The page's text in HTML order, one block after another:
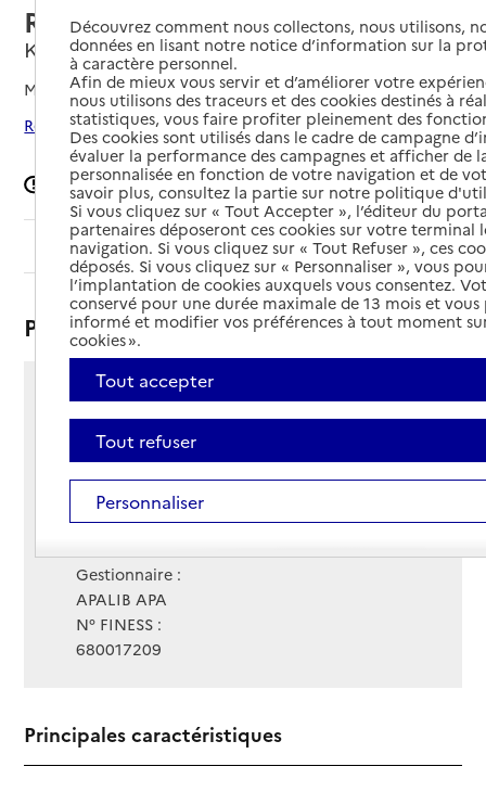
Résidence autonomie Les Dahlias
Kingersheim, HAUT-RHIN
Mis à jour le08/09/2024
Rechercher les établissements autour de Kingersheim
Signaler une erreur
Sommaire
Présentation
85 rue Claude Debussy
68260 - Kingersheim
Voir itinéraire
Téléphone :
03 89 53 89 86
Contact
Contact
Gestionnaire :
APALIB APA
N° FINESS :
680017209
Principales caractéristiques
Découvrez comment nous collectons, nous utilisons,
données en lisant notre notice d’information sur la
à caractère personnel.
Afin de mieux vous servir et d’améliorer votre
nous utilisons des traceurs et des cookies destinés à
statistiques, vous faire profiter pleinement des
Des cookies sont utilisés dans le cadre de campagne
évaluer la performance des campagnes et afficher de
personnalisée en fonction de votre navigation et de
savoir plus, consultez la partie sur notre politique
Si vous cliquez sur « Tout Accepter », l’éditeur du
partenaires déposeront ces cookies sur votre terminal
navigation. Si vous cliquez sur « Tout Refuser », ces
déposés. Si vous cliquez sur « Personnaliser », vous
l’implantation de cookies auxquels vous consentez.
conservé pour une durée maximale de 13 mois et
informé et modifier vos préférences à tout moment
cookies ».
Tout accepter
Tout refuser
Personnaliser